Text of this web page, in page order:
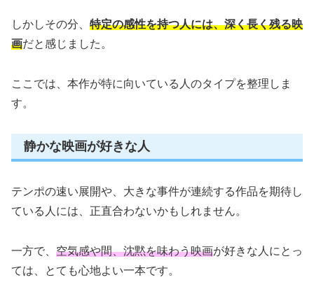
しかしその分、 特定の感性を持つ人には、深く長く残る映
画だと感じました。
ここでは、本作が特に向いている人のタイプを整理しま
す。
静かな映画が好きな人
テンポの速い展開や、大きな事件が連続する作品を期待し
ている人には、正直合わないかもしれません。
一方で、 空気感や間、沈黙を味わう映画が好きな人にとっ
ては、とても心地よい一本です。